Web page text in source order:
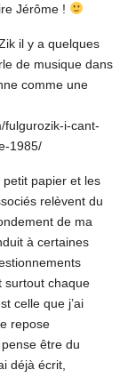
Jérôme !
il y a quelques
de musique dans
comme une
fulgurozik-i-cant-
1985/
papier et les
relèvent du
de ma
à certaines
surtout chaque
celle que j’ai
repose
être du
déjà écrit,